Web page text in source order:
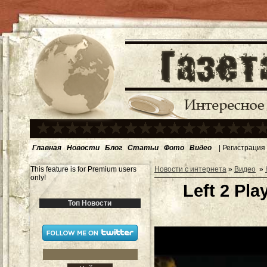
Главная Новости Блог Статьи Фото Видео | Регистрация
This feature is for Premium users
only!
Топ Новости
Новости с интернета » Видео »
Left 2